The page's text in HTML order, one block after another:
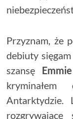
Przyznam, że
debiuty sięgam
szansę
Antarktydzie.